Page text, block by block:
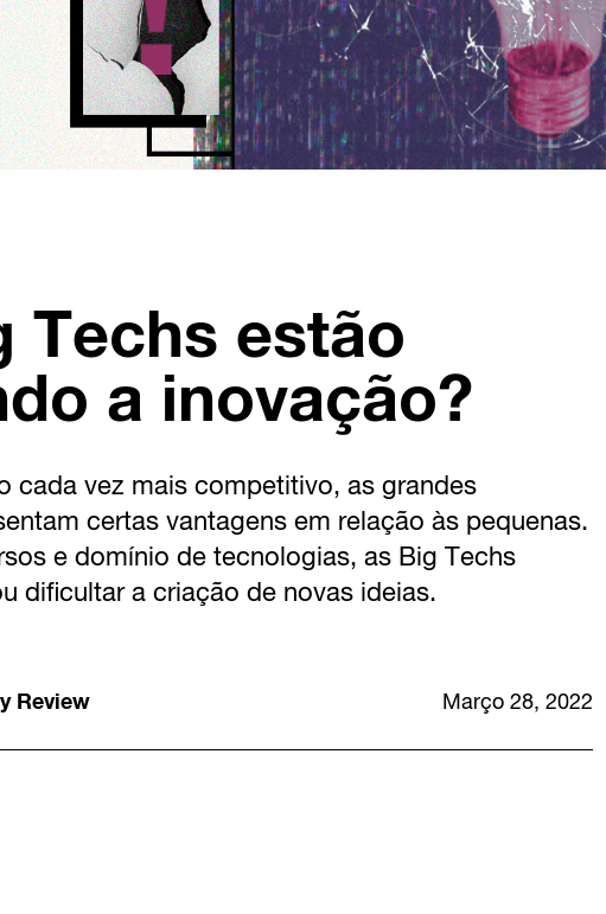
Techs estão
a inovação?
cada vez mais competitivo, as grandes
certas vantagens em relação às pequenas.
e domínio de tecnologias, as Big Techs
dificultar a criação de novas ideias.
Review Março 28, 2022